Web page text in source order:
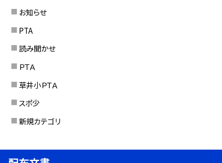
お知らせ
PTA
読み聞かせ
ＰＴＡ
草井小ＰＴＡ
スポ少
新規カテゴリ